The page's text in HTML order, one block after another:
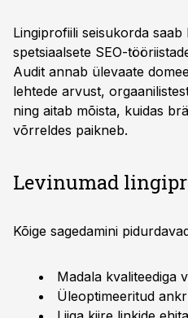
Lingiprofiili seisukorda saab
spetsiaalsete SEO-
Audit annab ülevaate
lehtede arvust,
ning aitab mõista, kuidas
võrreldes paikneb.
Levinumad
Kõige sagedamini
Madala kvaliteediga
Üleoptimeeritud